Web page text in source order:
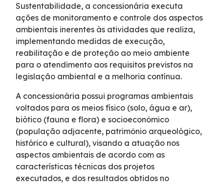
Apreensão de Animais
Serviço de Atendimento ao Usuário - SAU
Combate a Focos de Incêndio
Faixa de Domínio
Links Úteis
Tráfego Mensal
Estatística de acidentes
Sustentabilidade, a concessionária executa
ações de monitoramento e controle dos aspectos
ambientais inerentes às atividades que realiza,
implementando medidas de execução,
reabilitação e de proteção ao meio ambiente
para o atendimento aos requisitos previstos na
legislação ambiental e a melhoria contínua.
A concessionária possui programas ambientais
voltados para os meios físico (solo, água e ar),
biótico (fauna e flora) e socioeconômico
(população adjacente, patrimônio arqueológico,
histórico e cultural), visando a atuação nos
aspectos ambientais de acordo com as
características técnicas dos projetos
executados, e dos resultados obtidos no